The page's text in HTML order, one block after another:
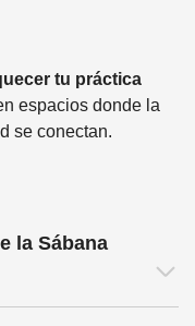
tu práctica
espacios donde la
se conectan.
la Sábana